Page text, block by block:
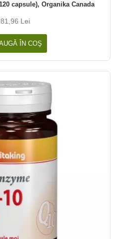
capsule), Organika Canada
Lei
ÎN COŞ